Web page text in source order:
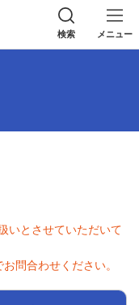
住友海上プ
検索 メニュー
いとさせていただいて
問合わせください。